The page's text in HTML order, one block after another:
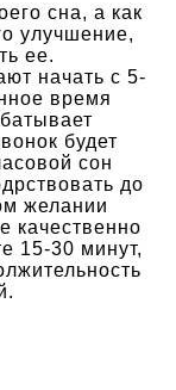
сна, а как
улучшение,
ее.
начать с 5-
время
будет
сон
до
желании
качественно
15-30 минут,